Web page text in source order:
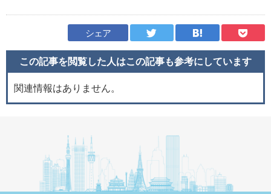
シェア
この記事を閲覧した人はこの記事も参考にしています
関連情報はありません。